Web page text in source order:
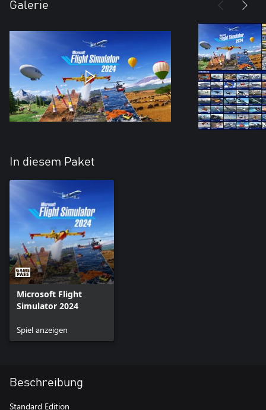
Galerie
In diesem Paket
Microsoft Flight
Simulator 2024
Spiel anzeigen
Beschreibung
Standard Edition